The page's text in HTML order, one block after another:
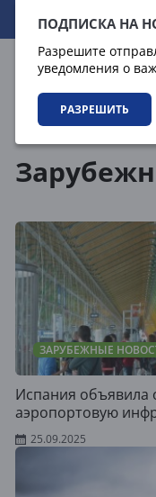
ПОДПИСКА НА
Разрешите
уведомления о
РАЗРЕШИТЬ
07.08.2026 07:19:49
ЗАРУБЕЖНЫЕ
Испания объявила
аэропортовую
25.09.2025